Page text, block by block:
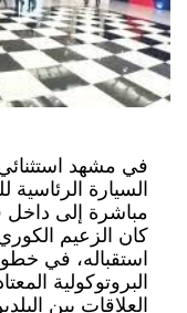
في مشهد
السيارة
مباشرة إلى داخل
كان الزعيم
استقباله، في
البروتوكولية
العلاقات بين